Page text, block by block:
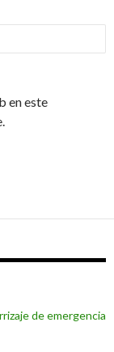
en este
de emergencia